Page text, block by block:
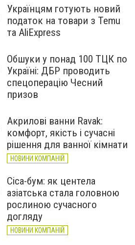
Українцям готують новий
податок на товари з Temu
та AliExpress
Обшуки у понад 100 ТЦК по
Україні: ДБР проводить
спецоперацію Чесний
призов
Акрилові ванни Ravak:
комфорт, якість і сучасні
рішення для ванної кімнати
НОВИНИ КОМПАНІЙ
Cica-бум: як центела
азіатська стала головною
рослиною сучасного
догляду
НОВИНИ КОМПАНІЙ